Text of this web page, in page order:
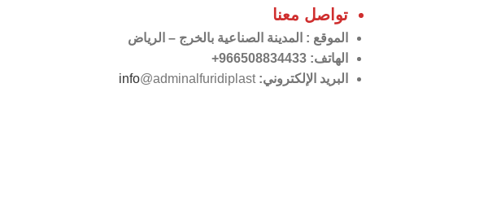
تواصل معنا
الموقع : المدينة الصناعية بالخرج – الرياض
الهاتف: 966508834433+
البريد الإلكتروني:
info@adminalfuridiplast